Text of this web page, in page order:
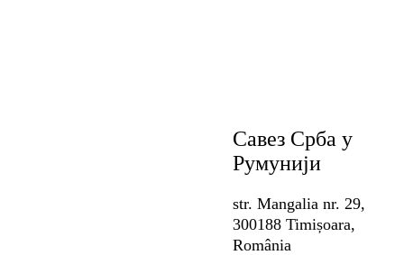
Савез Срба у
Румунији
str. Mangalia nr. 29,
300188 Timișoara,
România